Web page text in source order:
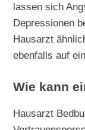
lassen sich
Depressionen
Hausarzt
ebenfalls auf
Wie kann
Hausarzt